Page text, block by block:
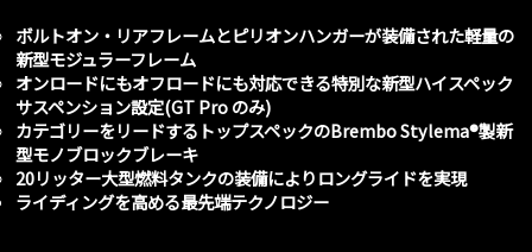
ボルトオン・リアフレームとピリオンハンガーが装備された軽量の
新型モジュラーフレーム
オンロードにもオフロードにも対応できる特別な新型ハイスペック
サスペンション設定(GT Pro のみ)
カテゴリーをリードするトップスペックのBrembo Stylema®製新
型モノブロックブレーキ
20リッター大型燃料タンクの装備によりロングライドを実現
ライディングを高める最先端テクノロジー